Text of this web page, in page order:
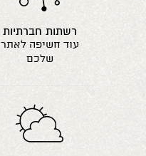
רשתות חברתיות
עוד חשיפה לאתר
שלכם